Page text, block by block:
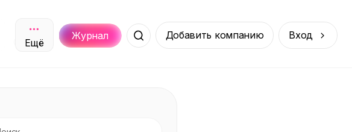
Обучение Спорт Услуги Покупки Онлайн
Ещё
Журнал Места Добавить компанию Вход